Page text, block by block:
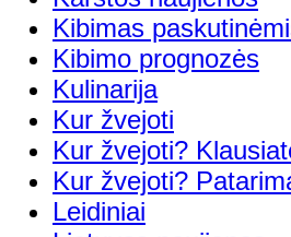
Kibimas
Kibimo prognozės
Kulinarija
Kur žvejoti
Kur žvejoti?
Kur žvejoti?
Leidiniai